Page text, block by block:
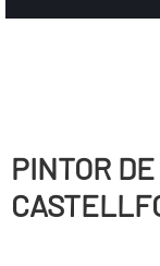
PINTOR